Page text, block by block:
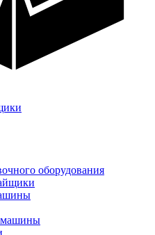
оборудования